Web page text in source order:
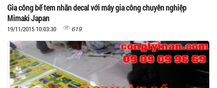
Gia công bế tem nhãn decal với máy gia công chuyên nghiệp
Mimaki Japan
19/11/2015 10:03:30 619